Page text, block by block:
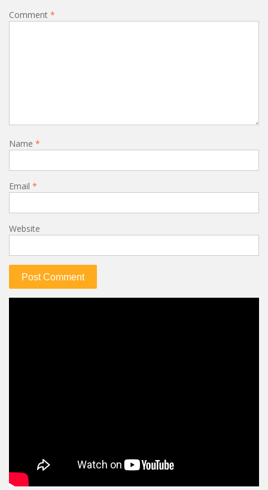
Comment *
Name *
Email *
Website